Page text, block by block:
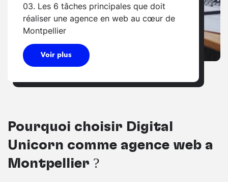
03. Les 6 tâches principales que doit
réaliser une agence en web au cœur de
Montpellier
Voir plus
Pourquoi choisir Digital
Unicorn comme agence web à
Montpellier ?